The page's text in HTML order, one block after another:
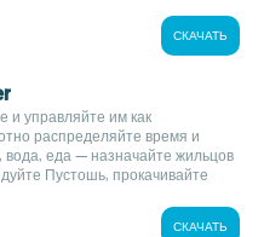
СКАЧАТЬ
и управляйте им как
распределяйте время и
вода, еда — назначайте жильцов
Пустошь, прокачивайте
СКАЧАТЬ